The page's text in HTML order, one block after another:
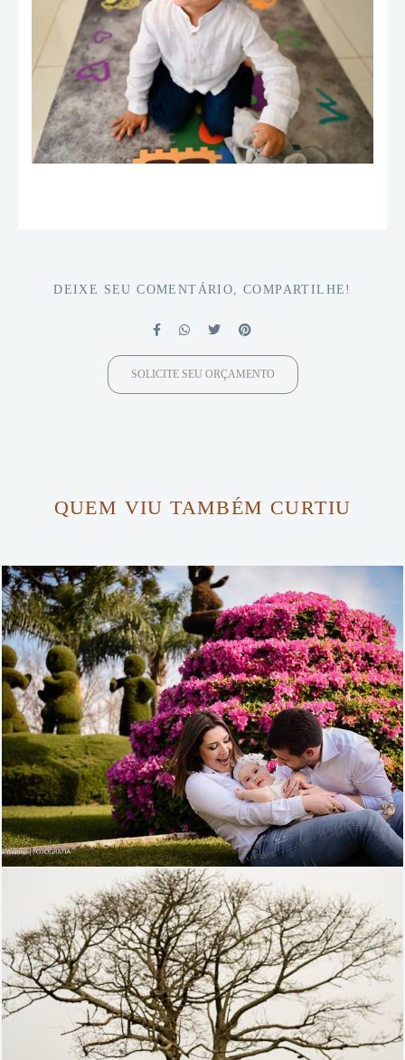
DEIXE SEU COMENTÁRIO, COMPARTILHE!
SOLICITE SEU ORÇAMENTO
QUEM VIU TAMBÉM CURTIU
2674 40